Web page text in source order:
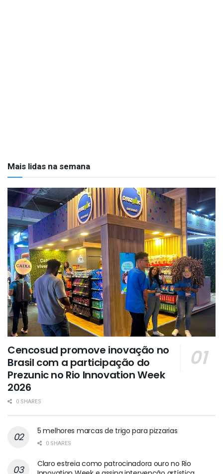
Mais lidas na semana
Cencosud promove inovação no
Brasil com a participação do
Prezunic no Rio Innovation Week
2026
0 SHARES
5 melhores marcas de trigo para pizzarias
0 SHARES
Claro estreia como patrocinadora ouro no Rio